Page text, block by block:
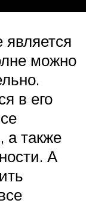
можно
в его
также
А